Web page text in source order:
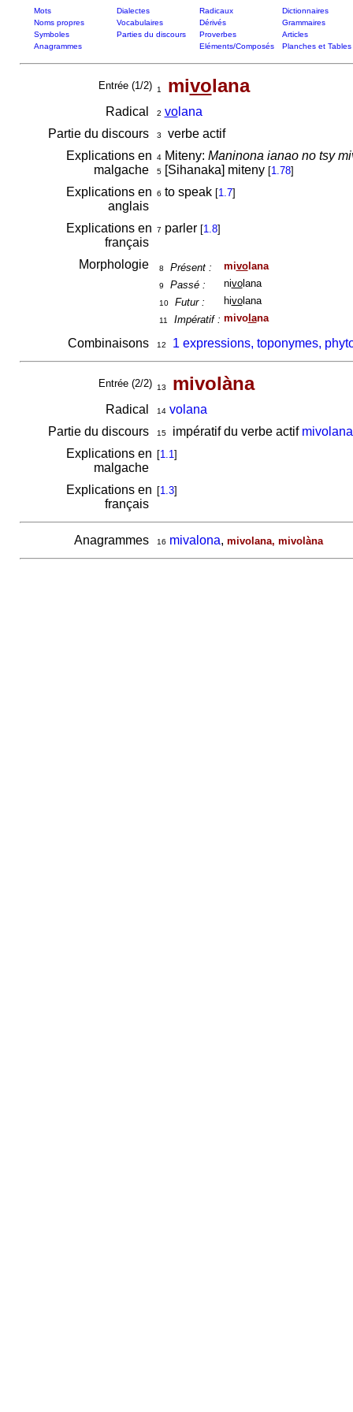
Mots Dialectes Radicaux
Dictionnaires
Noms propres
Vocabulaires Dérivés
Grammaires
Symboles
Parties du discours Proverbes
Articles
Anagrammes
Eléments/Composés Planches et Tables
Entrée (1/2) 1 mivolana
Radical 2 volana
Partie du discours
3
verbe actif
Explications en
malgache
4Miteny: Maninona ianao no tsy
5[Sihanaka] miteny [1.78]
Explications en
anglais
6 to speak [1.7]
Explications en
français
7 parler [1.8]
Morphologie 8 Présent : mivolana
9 Passé : nivolana
10 Futur : hivolana
11 Impératif : mivolana
Combinaisons 12 1 expressions, toponymes,
Entrée (2/2) 13 mivolàna
Radical 14 volana
Partie du discours
15impératif du verbe actif mivolana
Explications en
malgache
[1.1]
Explications en
français
[1.3]
Anagrammes 16 mivalona, mivolana, mivolàna